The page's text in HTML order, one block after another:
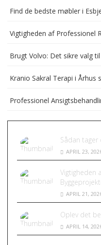
Find de bedste møbler i
Vigtigheden af Professionel
Brugt Volvo: Det sikre valg
Kranio Sakral Terapi i Århus
Professionel
Sådan
APRIL 23,
Vigtigheden
APRIL 21,
Oplev det
APRIL 14,